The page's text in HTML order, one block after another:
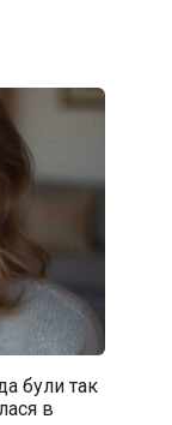
були так
в